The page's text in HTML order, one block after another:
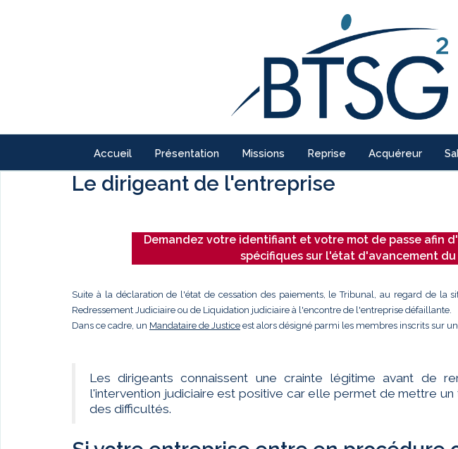
Accueil Présentation Missions Reprise Acquéreur
Le dirigeant de l'entreprise
Demandez votre identifiant et votre mot de passe afin
spécifiques sur l'état d'avancement du
Suite à la déclaration de l'état de cessation des paiements, le Tribunal, au regard de la
Redressement Judiciaire ou de Liquidation judiciaire à l'encontre de l'entreprise défaillante.
Dans ce cadre, un Mandataire de Justice est alors désigné parmi les membres inscrits sur
Les dirigeants connaissent une crainte légitime avant de
l'intervention judiciaire est positive car elle permet de mettre
des difficultés.